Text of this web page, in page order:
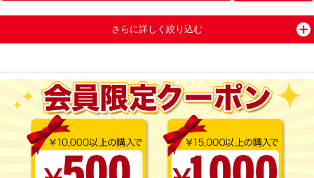
さらに詳しく絞り込む